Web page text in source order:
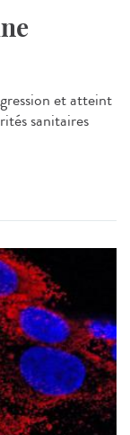
et atteint
sanitaires